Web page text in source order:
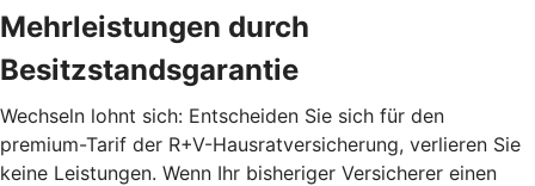
Mehrleistungen durch
Besitzstandsgarantie
Wechseln lohnt sich: Entscheiden Sie sich für den
premium-Tarif der R+V-Hausratversicherung, verlieren Sie
keine Leistungen. Wenn Ihr bisheriger Versicherer einen